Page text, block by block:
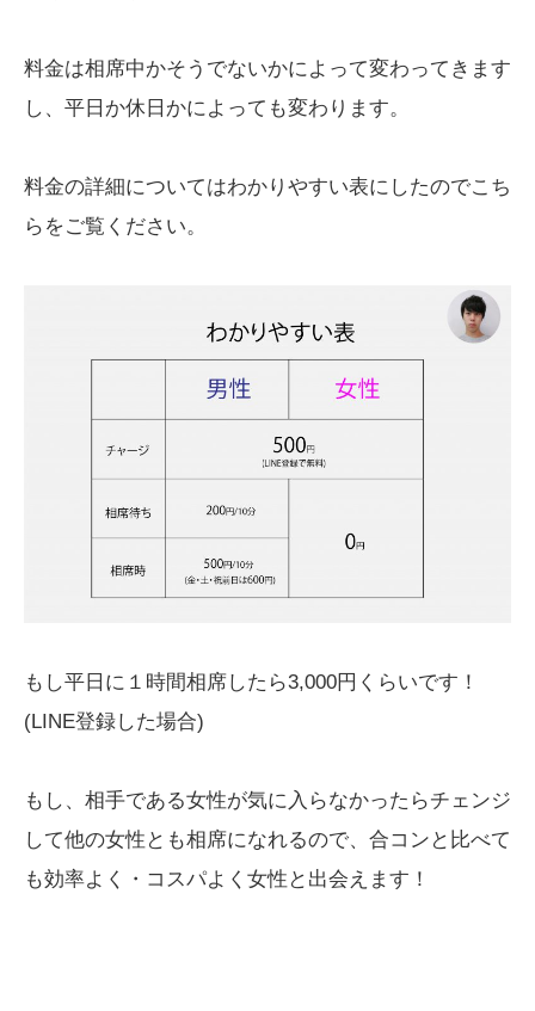
料金は相席中かそうでないかによって変わってきます
し、平日か休日かによっても変わります。
料金の詳細についてはわかりやすい表にしたのでこち
らをご覧ください。
もし平日に１時間相席したら3,000円くらいです！
(LINE登録した場合)
もし、相手である女性が気に入らなかったらチェンジ
して他の女性とも相席になれるので、合コンと比べて
も効率よく・コスパよく女性と出会えます！